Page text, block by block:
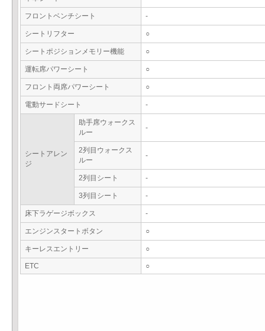
フロントベンチシート -
シートリフター ○
シートポジションメモリー機能 ○
運転席パワーシート ○
フロント両席パワーシート ○
電動サードシート -
シートアレン
ジ
助手席ウォークス
ルー
-
2列目ウォークス
ルー
-
2列目シート -
3列目シート -
床下ラゲージボックス -
エンジンスタートボタン ○
キーレスエントリー ○
ETC ○